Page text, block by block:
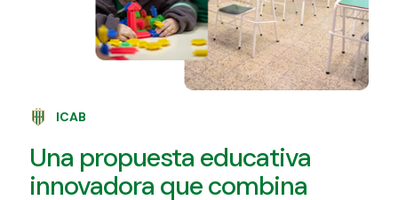
ICAB
Una propuesta educativa
innovadora que combina